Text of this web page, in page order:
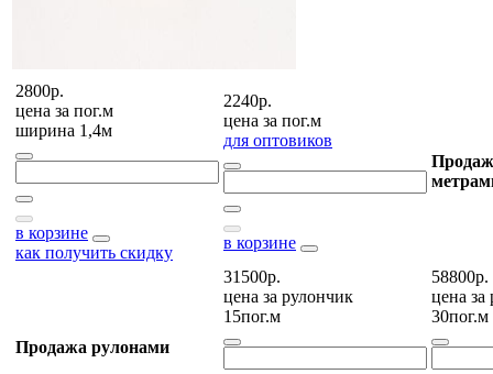
2800р.
цена за пог.м
ширина 1,4м
в корзине
как получить скидку
2240р.
цена за пог.м
для оптовиков
в корзине
Продажа рулонами
31500р.
цена за рулончик
15пог.м
58800р.
цена за
30пог.м